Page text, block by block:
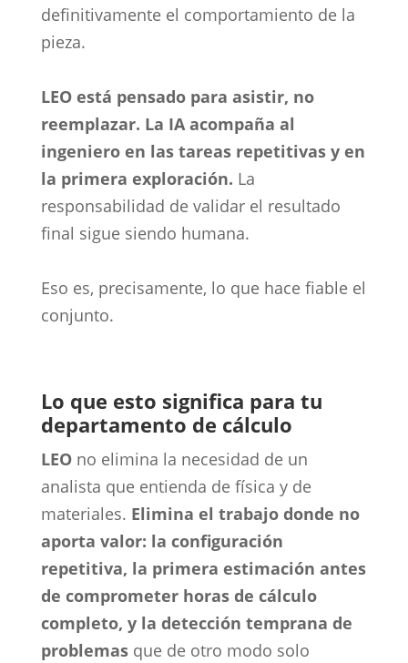
definitivamente el comportamiento de la
pieza.
LEO está pensado para asistir, no
reemplazar. La IA acompaña al
ingeniero en las tareas repetitivas y en
la primera exploración. La
responsabilidad de validar el resultado
final sigue siendo humana.
Eso es, precisamente, lo que hace fiable el
conjunto.
Lo que esto significa para tu
departamento de cálculo
LEOno elimina la necesidad de un
analista que entienda de física y de
materiales. Elimina el trabajo donde no
aporta valor: la configuración
repetitiva, la primera estimación antes
de comprometer horas de cálculo
completo, y la detección temprana de
problemasque de otro modo solo